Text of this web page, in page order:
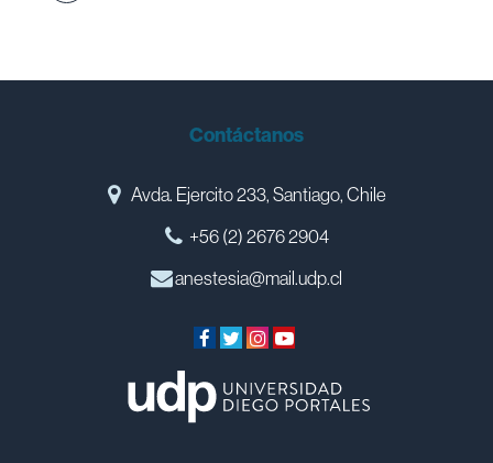
Contáctanos
Avda. Ejercito 233, Santiago, Chile
+56 (2) 2676 2904
anestesia@mail.udp.cl